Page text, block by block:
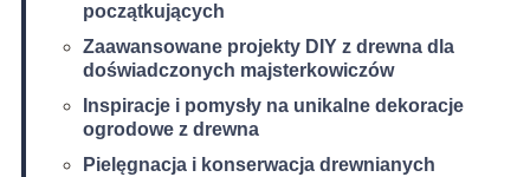
początkujących
Zaawansowane projekty DIY z drewna dla
doświadczonych majsterkowiczów
Inspiracje i pomysły na unikalne dekoracje
ogrodowe z drewna
Pielęgnacja i konserwacja drewnianych